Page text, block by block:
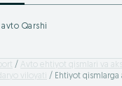
Qarshi
Avto ehtiyot qismlari va
viloyati
Ehtiyot qismlarga